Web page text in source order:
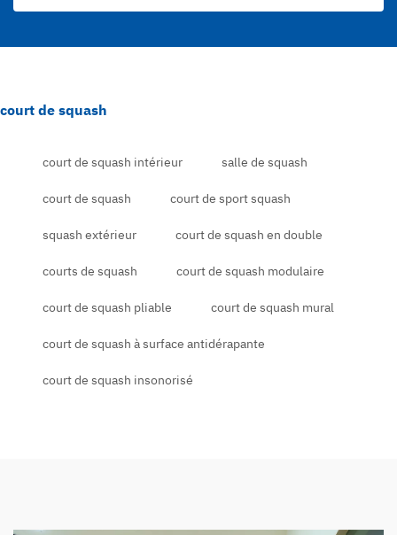
court de squash
court de squash intérieur salle de squash
court de squash court de sport squash
squash extérieur court de squash en double
courts de squash court de squash modulaire
court de squash pliable court de squash mural
court de squash à surface antidérapante
court de squash insonorisé